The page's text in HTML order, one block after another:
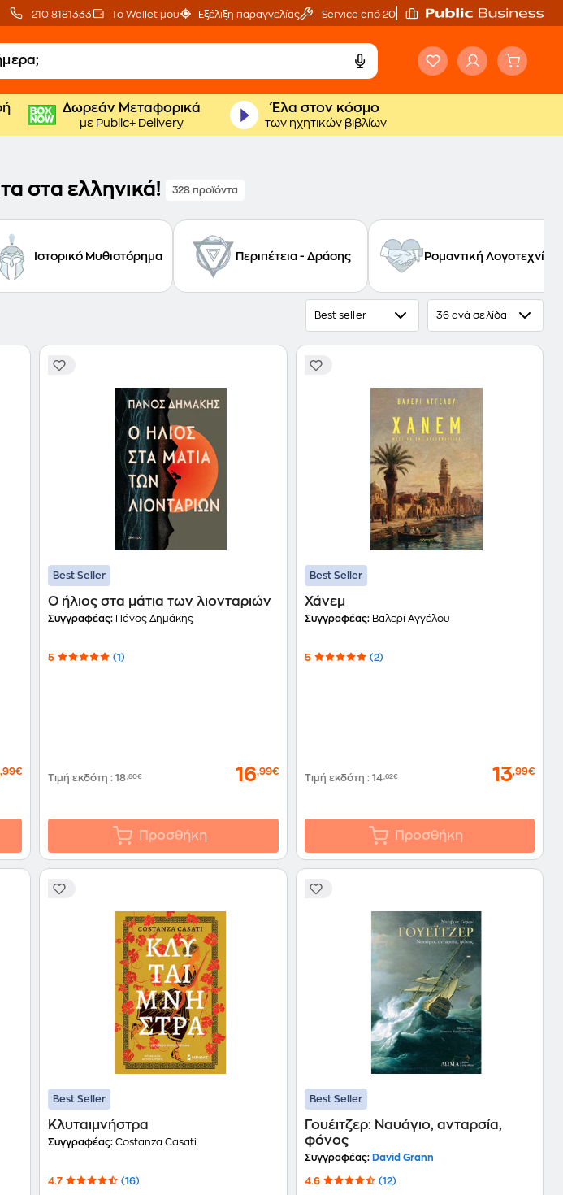
210 8181333 Το Wallet μου Εξέλιξη παραγγελίας Service από 20'
Δωρεάν Μεταφορικά
με Public+ Delivery
Έλα στον κόσμο
των ηχητικών βιβλίων
στα ελληνικά! 328 προϊόντα
Ιστορικό Μυθιστόρημα Περιπέτεια - Δράσης Ρομαντική Λογοτεχνία
Best seller 36 ανά σελίδα
,99€
Best Seller
Ο ήλιος στα μάτια των λιονταριών
Συγγραφέας: Πάνος Δημάκης
5 (1)
Τιμή εκδότη:18,80€ 16,99€
Προσθήκη
Best Seller
Χάνεμ
Συγγραφέας:Βαλερί Αγγέλου
5 (2)
Τιμή εκδότη : 14,62€ 13,99€
Προσθήκη
Best Seller
Κλυταιμνήστρα
Συγγραφέας: Costanza Casati
4.7 (16)
Best Seller
Γουέιτζερ: Ναυάγιο, ανταρσία,
φόνος
Συγγραφέας:David Grann
4.6 (12)